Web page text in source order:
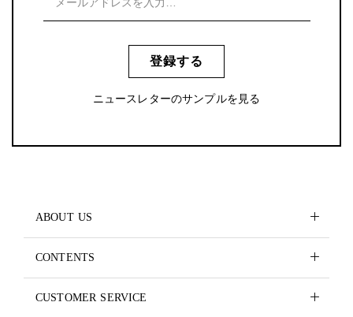
登録する
ニュースレターのサンプルを見る
ABOUT US
CONTENTS
CUSTOMER SERVICE